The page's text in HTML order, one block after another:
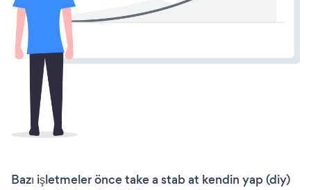
Bazı işletmeler önce take a stab at kendin yap (diy)